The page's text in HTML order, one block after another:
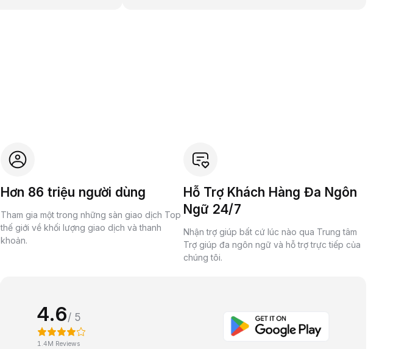
Hơn 86 triệu người dùng
Tham gia một trong những sàn giao dịch Top
thế giới về khối lượng giao dịch và thanh
khoản.
Hỗ Trợ Khách Hàng Đa Ngôn
Ngữ 24/7
Nhận trợ giúp bất cứ lúc nào qua Trung tâm
Trợ giúp đa ngôn ngữ và hỗ trợ trực tiếp của
chúng tôi.
4.6/ 5
1.4M Reviews